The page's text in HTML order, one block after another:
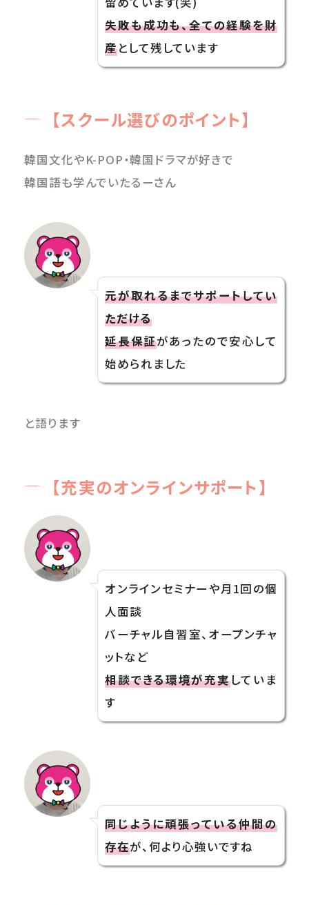
失敗も成功も、全ての経験を財
産として残しています
【スクール選びのポイント】
韓国文化やK-POP・韓国ドラマが好きで
韓国語も学んでいたるーさん
元が取れるまでサポートしてい
ただける
延長保証があったので安心して
始められました
と語ります
【充実のオンラインサポート】
オンラインセミナーや月1回の個
人面談
バーチャル自習室、オープンチャ
ットなど
相談できる環境が充実していま
す
同じように頑張っている仲間の
存在が、何より心強いですね